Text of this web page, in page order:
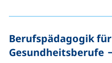
Berufspädagogik für
Gesundheitsberufe